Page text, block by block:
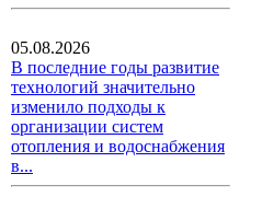
05.08.2026
В последние годы развитие
технологий значительно
изменило подходы к
организации систем
отопления и водоснабжения
в...